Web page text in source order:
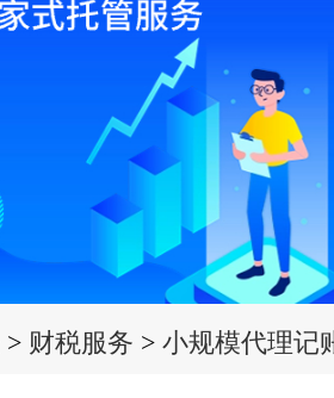
> 财税服务 >小规模代理记